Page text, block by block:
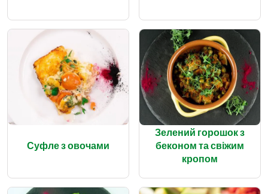
Суфле з овочами
Зелений горошок з
беконом та свіжим
кропом